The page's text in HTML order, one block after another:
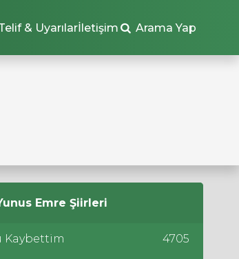
& Uyarılarİletişim Arama Yap
Emre Şiirleri
Kaybettim 4705